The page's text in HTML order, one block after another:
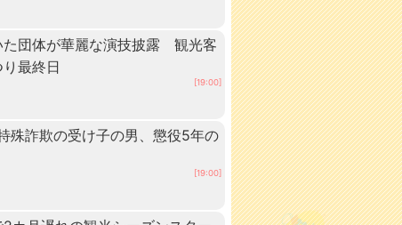
た団体が華麗な演技披露 観光客
最終日
[19:00]
詐欺の受け子の男、懲役5年の
[19:00]